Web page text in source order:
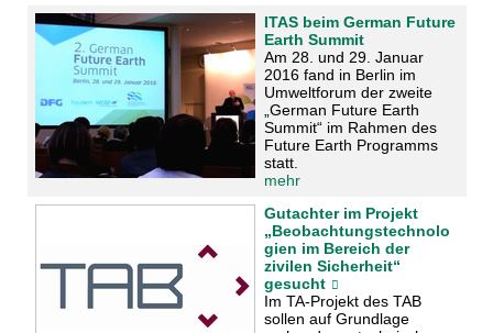
ITAS beim German Future
Earth Summit
Am 28. und 29. Januar
2016 fand in Berlin im
Umweltforum der zweite
„German Future Earth
Summit“ im Rahmen des
Future Earth Programms
statt.
mehr
Gutachter im Projekt
„Beobachtungstechnolo
gien im Bereich der
zivilen Sicherheit“
gesucht
Im TA-Projekt des TAB
sollen auf Grundlage